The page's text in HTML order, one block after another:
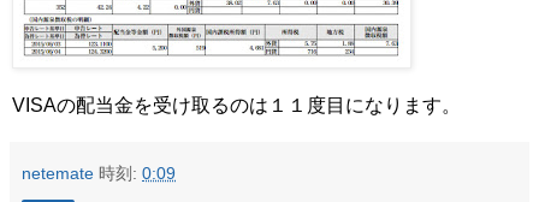
VISAの配当金を受け取るのは１１度目になります。
netemate 時刻: 0:09